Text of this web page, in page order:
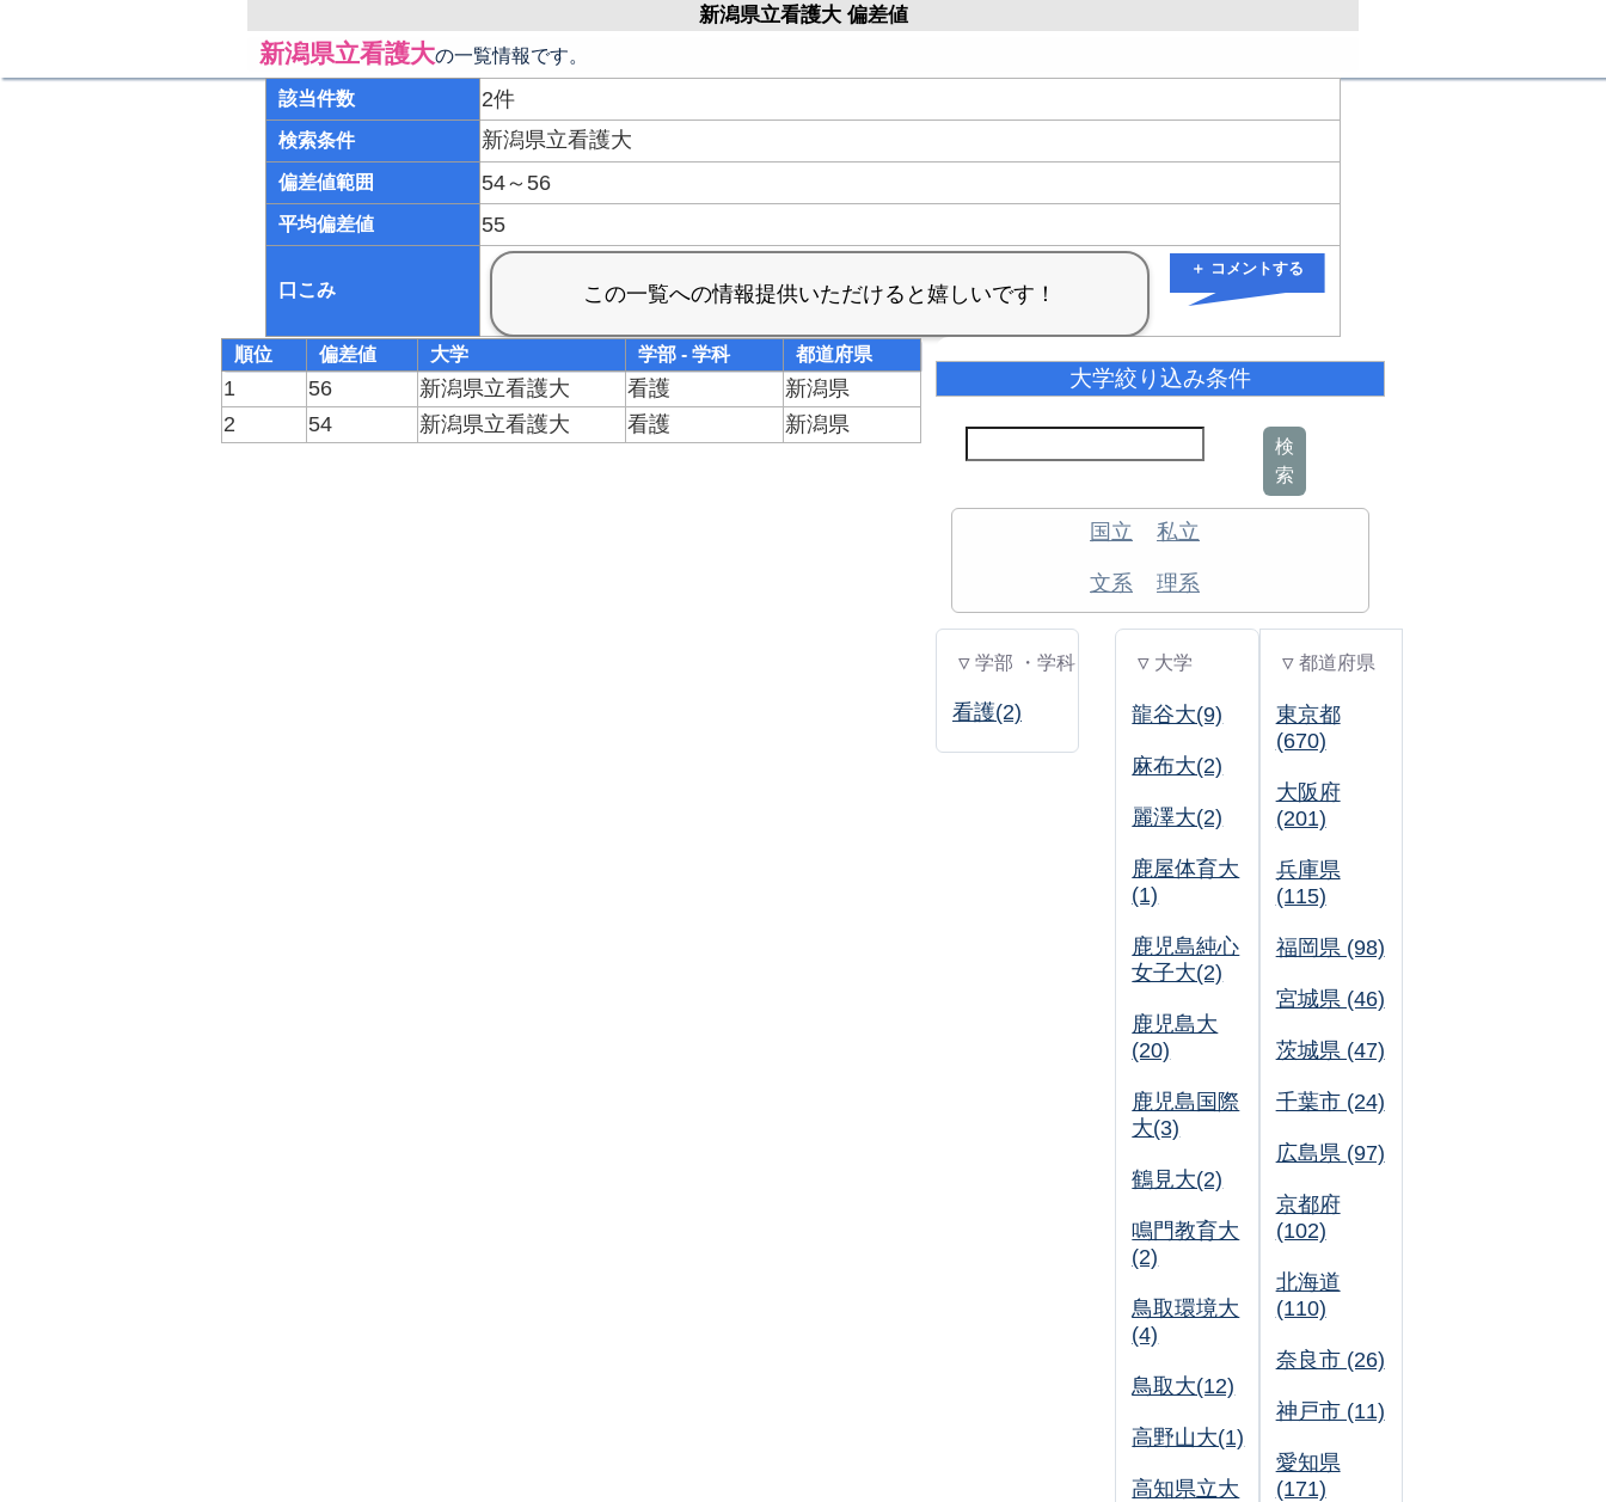
新潟県立看護大 偏差値
新潟県立看護大の一覧情報です。
該当件数 2件
検索条件 新潟県立看護大
偏差値範囲 54～56
平均偏差値 55
口こみ
＋ コメントする
順位 偏差値 大学 学部 - 学科 都道府県
1 56 新潟県立看護大 看護
新潟県
2
54 新潟県立看護大 看護 新潟県
大学絞り込み条件
検
索
国立 私立
文系 理系
▽ 学部 ・学科
看護(2)
▽ 大学
龍谷大(9)
麻布大(2)
麗澤大(2)
鹿屋体育大
(1)
鹿児島純心
女子大(2)
鹿児島大
(20)
鹿児島国際
大(3)
鶴見大(2)
鳴門教育大
(2)
鳥取環境大
(4)
鳥取大(12)
高野山大(1)
高知県立大
▽ 都道府県
東京都
(670)
大阪府
(201)
兵庫県
(115)
福岡県 (98)
宮城県 (46)
茨城県 (47)
千葉市 (24)
広島県 (97)
京都府
(102)
北海道
(110)
奈良市 (26)
神戸市 (11)
愛知県
(171)